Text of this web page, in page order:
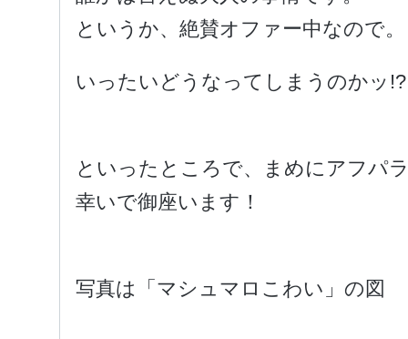
というか、絶賛オファー中なので。
いったいどうなってしまうのかッ!?
といったところで、まめにアフパ
幸いで御座います！
写真は「マシュマロこわい」の図